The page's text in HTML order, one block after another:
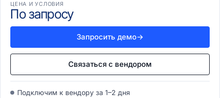
ЦЕНА И УСЛОВИЯ
По запросу
Запросить демо→
Связаться с вендором
Подключим к вендору за 1–2 дня